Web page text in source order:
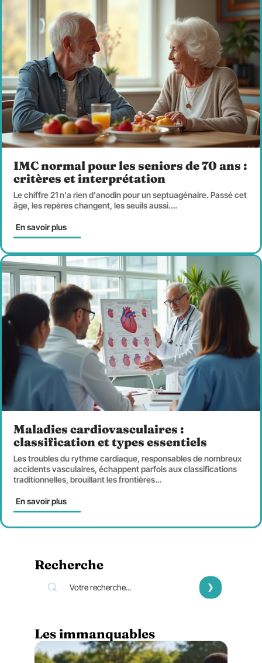
IMC normal pour les seniors de 70 ans :
critères et interprétation
Le chiffre 21 n'a rien d'anodin pour un septuagénaire. Passé cet
âge, les repères changent, les seuils aussi.…
En savoir plus
Maladies cardiovasculaires :
classification et types essentiels
Les troubles du rythme cardiaque, responsables de nombreux
accidents vasculaires, échappent parfois aux classifications
traditionnelles, brouillant les frontières…
En savoir plus
Recherche
Les immanquables